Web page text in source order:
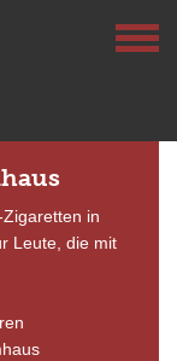
in
Leute, die mit